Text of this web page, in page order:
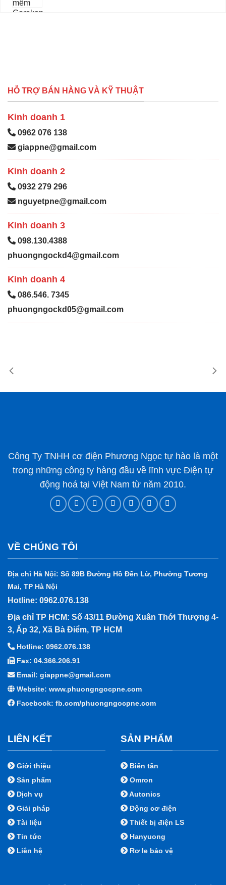
HỖ TRỢ BÁN HÀNG VÀ KỸ THUẬT
Kinh doanh 1
0962 076 138
giappne@gmail.com
Kinh doanh 2
0932 279 296
nguyetpne@gmail.com
Kinh doanh 3
098.130.4388
phuongngockd4@gmail.com
Kinh doanh 4
086.546. 7345
phuongngockd05@gmail.com
Công Ty TNHH cơ điện Phương Ngọc tự hào là một
trong những công ty hàng đầu về lĩnh vực Điện tự
động hoá tại Việt Nam từ năm 2010.
VỀ CHÚNG TÔI
Địa chỉ Hà Nội: Số 89B Đường Hồ Đền Lừ, Phường Tương
Mai, TP Hà Nội
Hotline: 0962.076.138
Địa chỉ TP HCM: Số 43/11 Đường Xuân Thới Thượng 4-
3, Ấp 32, Xã Bà Điểm, TP HCM
Hotline: 0962.076.138
Fax: 04.366.206.91
Email: giappne@gmail.com
Website: www.phuongngocpne.com
Facebook: fb.com/phuongngocpne.com
LIÊN KẾT
Giới thiệu
Sản phẩm
Dịch vụ
Giải pháp
Tài liệu
Tin tức
Liên hệ
SẢN PHẨM
Biến tần
Omron
Autonics
Động cơ điện
Thiết bị điện LS
Hanyuong
Rơ le bảo vệ